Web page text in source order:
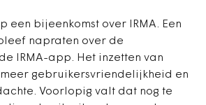
een bijeenkomst over IRMA. Een
napraten over de
IRMA-app. Het inzetten van
meer gebruikersvriendelijkheid en
Voorlopig valt dat nog te